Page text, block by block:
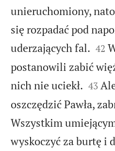
unieruchomiony,
się rozpadać pod
uderzających fal. 

42
postanowili zabić
nich nie uciekł. 

43
oszczędzić Pawła,
Wszystkim
wyskoczyć za burtę i